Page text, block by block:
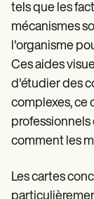
Switch to
Become a Partner
Why Carepatron?
Login
Get started
tels que les
mécanismes
l'organisme
Ces aides
d'étudier des
complexes, ce
comment les
Les cartes